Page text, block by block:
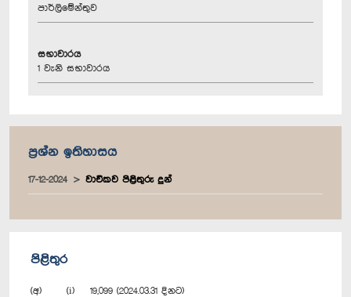
පාර්ලිමේන්තුව
සභාවාරය
1 වැනි සභාවාරය
ප්‍රශ්න ඉතිහාසය
17-12-2024 වාචිකව පිළිතුරු දුන්
පිළිතුර
(අ) (i) 19,099 (2024.03.31 දිනට)